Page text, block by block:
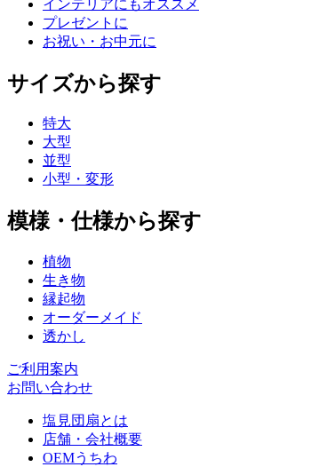
インテリアにもオススメ
プレゼントに
お祝い・お中元に
サイズから探す
特大
大型
並型
小型・変形
模様・仕様から探す
植物
生き物
縁起物
オーダーメイド
透かし
ご利用案内
お問い合わせ
塩見団扇とは
店舗・会社概要
OEMうちわ